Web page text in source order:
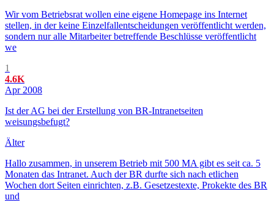
Wir vom Betriebsrat wollen eine eigene Homepage ins Internet
stellen, in der keine Einzelfallentscheidungen veröffentlicht werden,
sondern nur alle Mitarbeiter betreffende Beschlüsse veröffentlicht
we
1
4.6K
Apr 2008
Ist der AG bei der Erstellung von BR-Intranetseiten
weisungsbefugt?
Älter
Hallo zusammen, in unserem Betrieb mit 500 MA gibt es seit ca. 5
Monaten das Intranet. Auch der BR durfte sich nach etlichen
Wochen dort Seiten einrichten, z.B. Gesetzestexte, Prokekte des BR
und